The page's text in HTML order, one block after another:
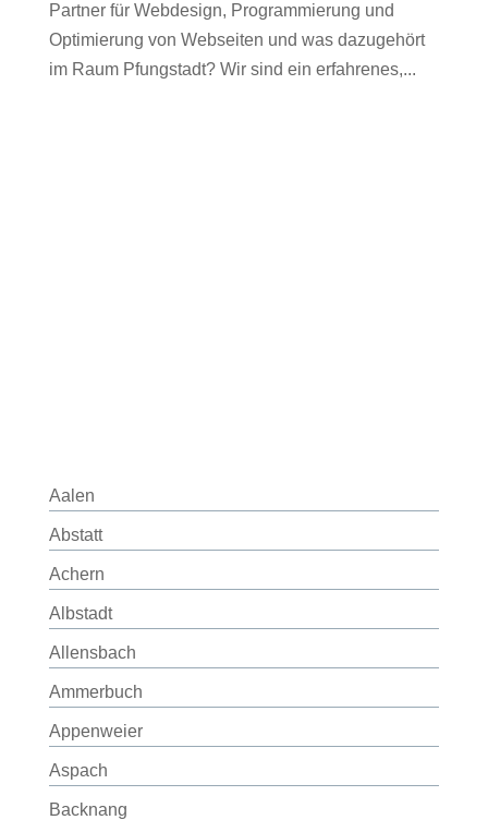
Partner für Webdesign, Programmierung und
Optimierung von Webseiten und was dazugehört
im Raum Pfungstadt? Wir sind ein erfahrenes,...
Aalen
Abstatt
Achern
Albstadt
Allensbach
Ammerbuch
Appenweier
Aspach
Backnang